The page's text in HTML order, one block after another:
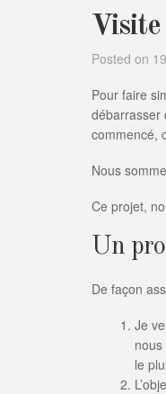
Posted on
Pour faire
débarrasser
commencé,
Nous
Ce projet,
Un
De façon
Je
le